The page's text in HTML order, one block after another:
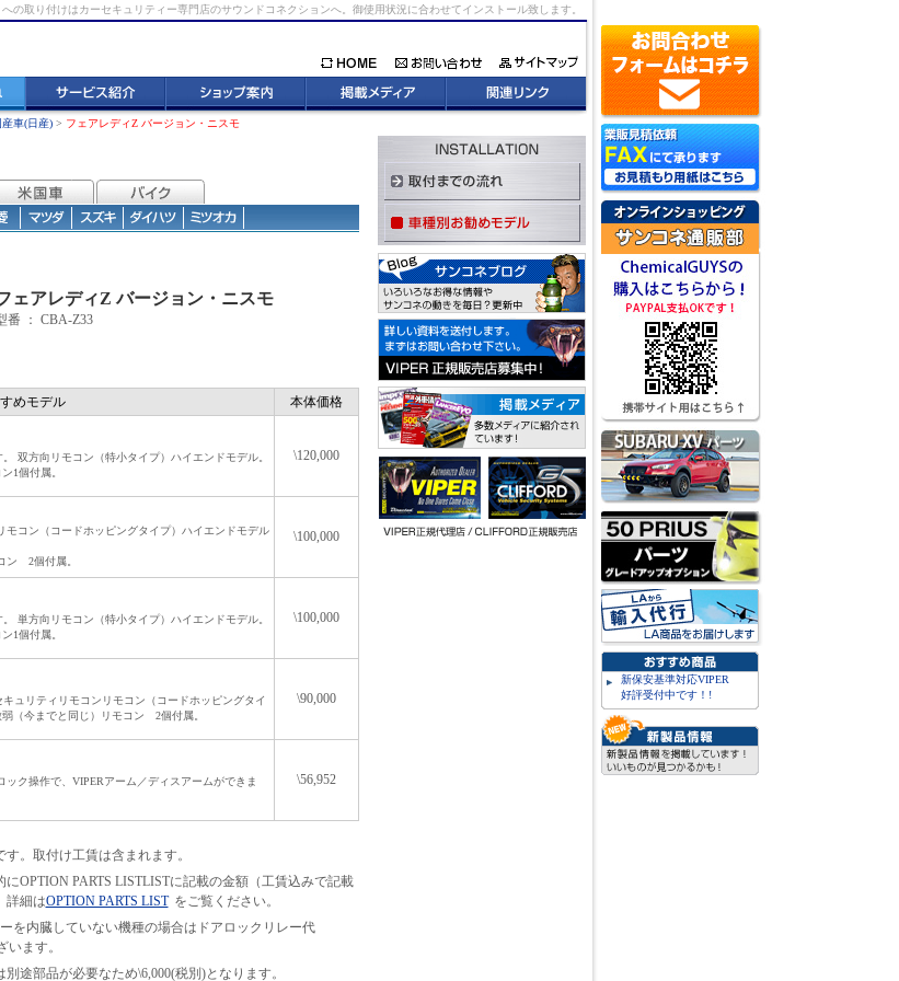
の取り付けはカーセキュリティー専門店のサウンドコネクションへ。御使用状況に合わせてインストール致します。
産車(日産) > フェアレディZ バージョン・ニスモ
ェアレディZ バージョン・ニスモ
番 ： CBA-Z33
めモデル 本体価格
双方向リモコン（特小タイプ）ハイエンドモデル。
1個付属。
\120,000
モコン（コードホッピングタイプ）ハイエンドモデル
ン 2個付属。
\100,000
単方向リモコン（特小タイプ）ハイエンドモデル。
1個付属。
\100,000
キュリティリモコンリモコン（コードホッピングタイ
（今までと同じ）リモコン 2個付属。
\90,000
ック操作で、VIPERアーム／ディスアームができま
\56,952
。取付け工賃は含まれます。
OPTION PARTS LISTLISTに記載の金額（工賃込みで記載
詳細はOPTION PARTS LIST をご覧ください。
を内臓していない機種の場合はドアロックリレー代
ます。
途部品が必要なため\6,000(税別)となります。
新保安基準対応VIPER
好評受付中です！!